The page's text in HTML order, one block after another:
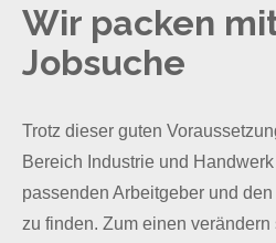
Wir packen
Jobsuche
Trotz dieser guten
Bereich Industrie und
passenden Arbeitgeber und
zu finden. Zum einen